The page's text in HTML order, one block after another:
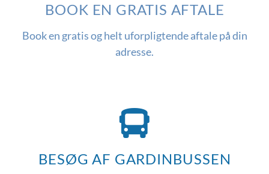
BOOK EN GRATIS AFTALE
Book en gratis og helt uforpligtende aftale på din
adresse.
BESØG AF GARDINBUSSEN